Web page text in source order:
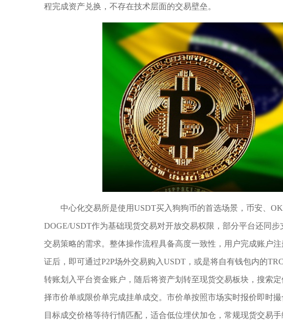
程完成资产兑换，不存在技术层面的交易壁垒。
中心化交易所是使用USDT买入狗狗币的首选场景，币安、
DOGE/USDT作为基础现货交易对开放交易权限，部分平台还同
交易策略的需求。整体操作流程具备高度一致性，用户完成账户
证后，即可通过P2P场外交易购入USDT，或是将自有钱包内的
转账划入平台资金账户，随后将资产划转至现货交易板块，搜索
择市价单或限价单完成挂单成交。市价单按照市场实时报价即时
目标成交价格等待行情匹配，适合低位埋伏加仓，常规现货交易